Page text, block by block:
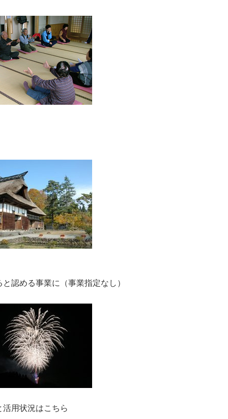
認める事業に（事業指定なし）
用状況はこちら